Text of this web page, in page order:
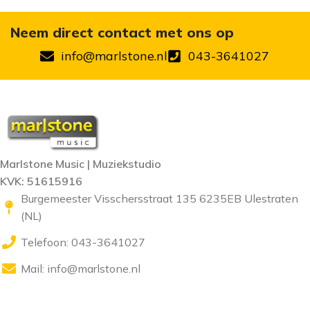
Neem direct contact met ons op
info@marlstone.nl 043-3641027
Marlstone Music | Muziekstudio
KVK: 51615916
Burgemeester Visschersstraat 135 6235EB Ulestraten
(NL)
Telefoon: 043-3641027
Mail: info@marlstone.nl